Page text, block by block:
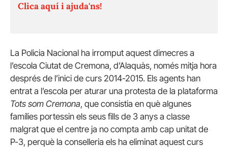
Clica aquí i ajuda'ns!
La Policia Nacional ha irromput aquest dimecres a
l’escola Ciutat de Cremona, d’Alaquàs, només mitja hora
després de l’inici de curs 2014-2015. Els agents han
entrat a l’escola per aturar una protesta de la plataforma
Tots som Cremona, que consistia en què algunes
famílies portessin els seus fills de 3 anys a classe
malgrat que el centre ja no compta amb cap unitat de
P-3, perquè la conselleria els ha eliminat aquest curs